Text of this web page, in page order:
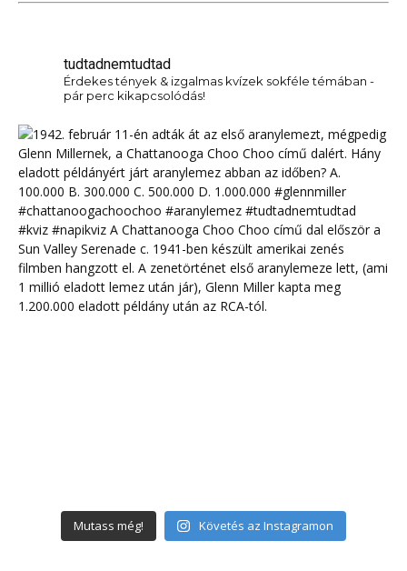
tudtadnemtudtad
Érdekes tények & izgalmas kvízek sokféle témában -
pár perc kikapcsolódás!
Mutass még! Követés az Instagramon